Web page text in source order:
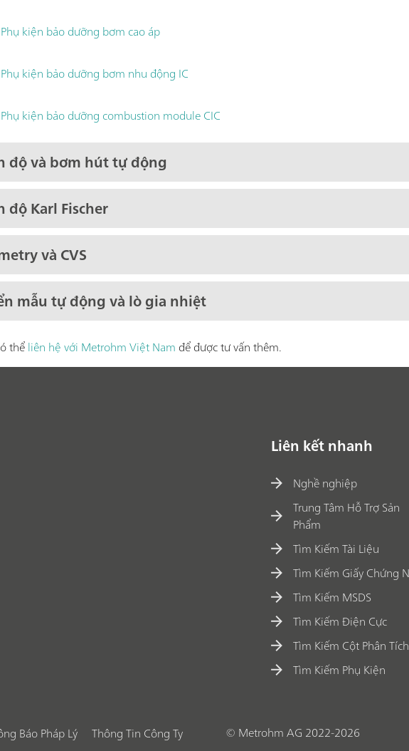
Phụ kiện bảo dưỡng bơm cao áp
Phụ kiện bảo dưỡng bơm nhu động IC
Phụ kiện bảo dưỡng combustion module CIC
độ và bơm hút tự động
độ Karl Fischer
và CVS
mẫu tự động và lò gia nhiệt
thểliên hệ với Metrohm Việt Nam để được tư vấn thêm.
Liên kết nhanh
Nghề nghiệp
Trung Tâm Hỗ Trợ Sản
Phẩm
Tìm Kiếm Tài Liệu
Tìm Kiếm Giấy Chứng
Tìm Kiếm MSDS
Tìm Kiếm Điện Cực
Tìm Kiếm Cột Phân Tích
Tìm Kiếm Phụ Kiện
Báo Pháp Lý Thông Tin Công Ty © Metrohm AG 2022-2026